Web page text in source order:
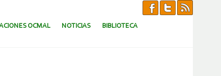
OCMAL NOTICIAS BIBLIOTECA